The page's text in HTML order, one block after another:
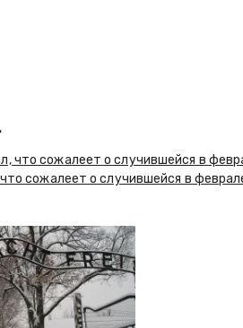
сожалеет о случившейся в